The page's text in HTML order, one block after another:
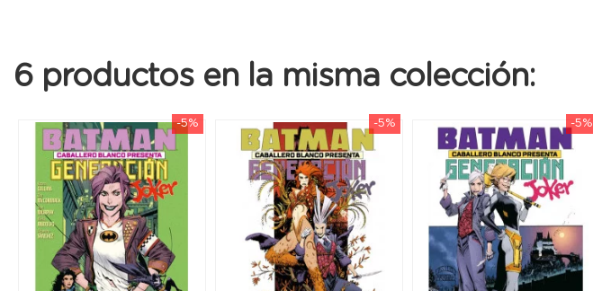
6 productos en la misma colección:
-5% -5% -5%